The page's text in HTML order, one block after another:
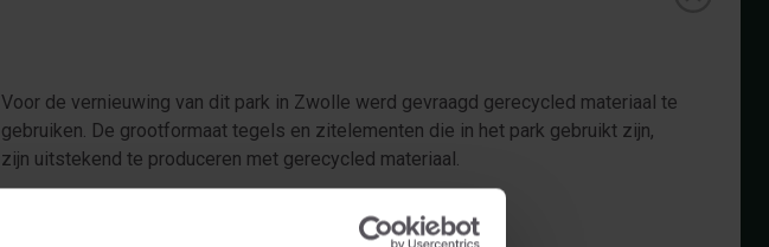
Voor de vernieuwing van dit park in Zwolle werd gevraagd gerecycled materiaal te
gebruiken. De grootformaat tegels en zitelementen die in het park gebruikt zijn,
zijn uitstekend te produceren met gerecycled materiaal.